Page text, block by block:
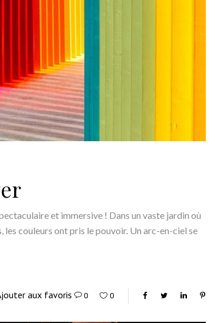
et immersive ! Dans un vaste jardin où
couleurs ont pris le pouvoir. Un arc-en-ciel se
aux favoris 0 0